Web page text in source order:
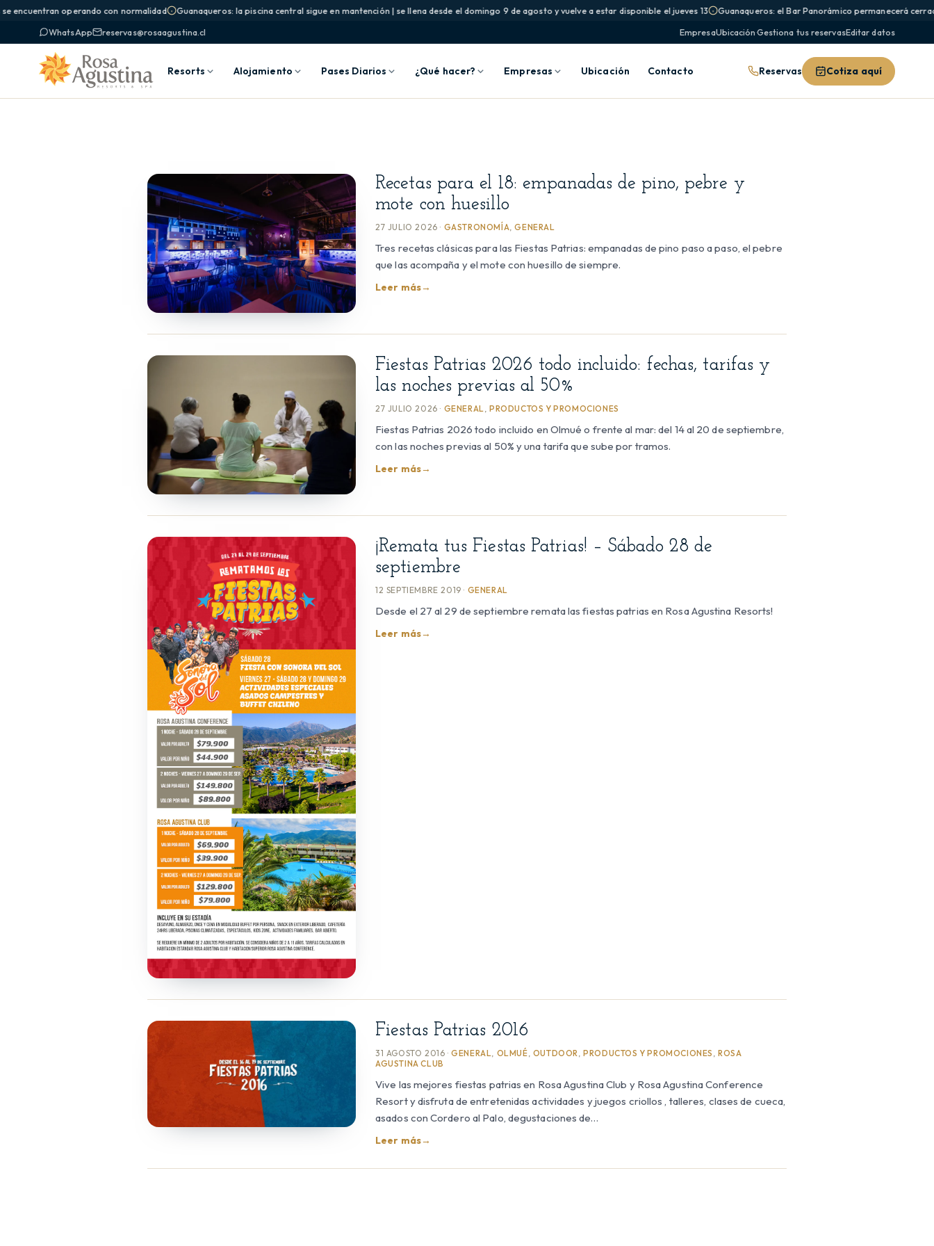
encuentran operando con normalidad Guanaqueros: la piscina central sigue en mantención | se llena desde el domingo 9 de agosto y vuelve a estar disponible el jueves 13
Guanaqueros: el Bar Panorámico permanecerá
WhatsApp
reservas@rosaagustina.cl EmpresaUbicación·Gestiona tus reservasEditar datos
Resorts Alojamiento Pases Diarios ¿Qué hacer? Empresas Ubicación Contacto Reservas Cotiza aquí
Recetas para el 18: empanadas de pino, pebre y
mote con huesillo
27 JULIO 2026 · GASTRONOMÍA,GENERAL
Tres recetas clásicas para las Fiestas Patrias: empanadas de pino paso a paso, el pebre
que las acompaña y el mote con huesillo de siempre.
Leer más→
Fiestas Patrias 2026 todo incluido: fechas, tarifas y
las noches previas al 50%
27 JULIO 2026 · GENERAL,PRODUCTOS Y PROMOCIONES
Fiestas Patrias 2026 todo incluido en Olmué o frente al mar: del 14 al 20 de septiembre,
con las noches previas al 50% y una tarifa que sube por tramos.
Leer más→
¡Remata tus Fiestas Patrias! – Sábado 28 de
septiembre
12 SEPTIEMBRE 2019 · GENERAL
Desde el 27 al 29 de septiembre remata las fiestas patrias en Rosa Agustina Resorts!
Leer más→
Fiestas Patrias 2016
31 AGOSTO 2016 ·GENERAL OLMUÉ OUTDOOR ,PRODUCTOS Y PROMOCIONES ,ROSA
AGUSTINA CLUB
Vive las mejores fiestas patrias en Rosa Agustina Club y Rosa Agustina Conference
Resort y disfruta de entretenidas actividades y juegos criollos , talleres, clases de cueca,
asados con Cordero al Palo, degustaciones de…
Leer más→